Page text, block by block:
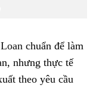
chuẩn để làm
nhưng thực tế
theo yêu cầu